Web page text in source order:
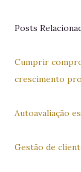
Posts
Cumprir
crescimento
Autoavaliação
Gestão de